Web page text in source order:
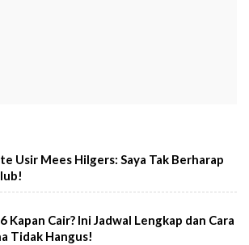
Usir Mees Hilgers: Saya Tak Berharap
Kapan Cair? Ini Jadwal Lengkap dan Cara
Tidak Hangus!